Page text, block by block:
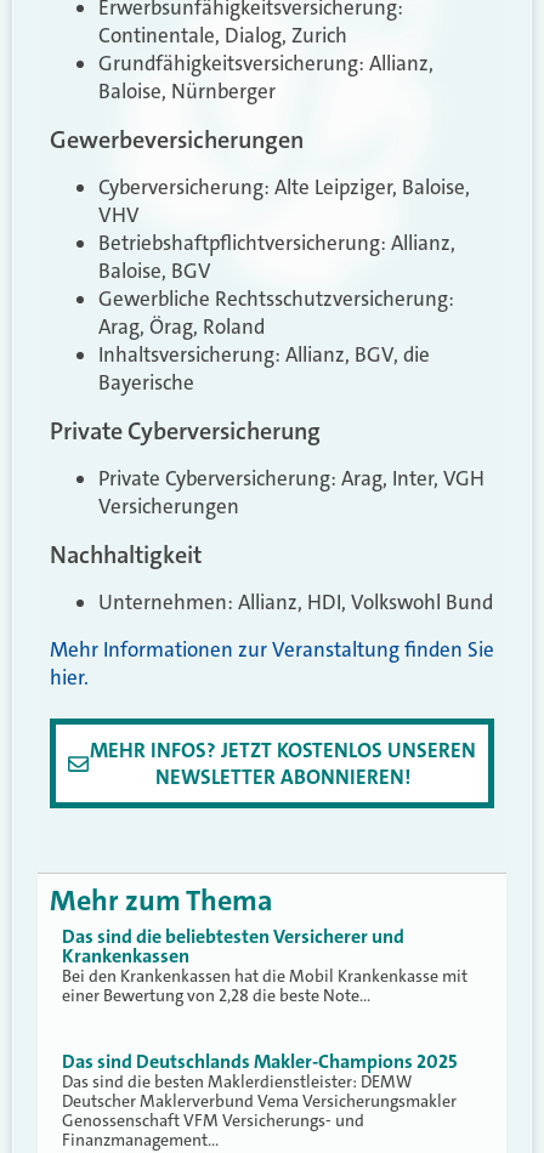
Erwerbsunfähigkeitsversicherung:
Continentale, Dialog, Zurich
Grundfähigkeitsversicherung: Allianz,
Baloise, Nürnberger
Gewerbeversicherungen
Cyberversicherung: Alte Leipziger, Baloise,
VHV
Betriebshaftpflichtversicherung: Allianz,
Baloise, BGV
Gewerbliche Rechtsschutzversicherung:
Arag, Örag, Roland
Inhaltsversicherung: Allianz, BGV, die
Bayerische
Private Cyberversicherung
Private Cyberversicherung: Arag, Inter, VGH
Versicherungen
Nachhaltigkeit
Unternehmen: Allianz, HDI, Volkswohl Bund
Mehr Informationen zur Veranstaltung finden Sie
hier.
MEHR INFOS? JETZT KOSTENLOS UNSEREN
NEWSLETTER ABONNIEREN!
Mehr zum Thema
Das sind die beliebtesten Versicherer und
Krankenkassen
Bei den Krankenkassen hat die Mobil Krankenkasse mit
einer Bewertung von 2,28 die beste Note…
Das sind Deutschlands Makler-Champions 2025
Das sind die besten Maklerdienstleister: DEMW
Deutscher Maklerverbund Vema Versicherungsmakler
Genossenschaft VFM Versicherungs- und
Finanzmanagement…